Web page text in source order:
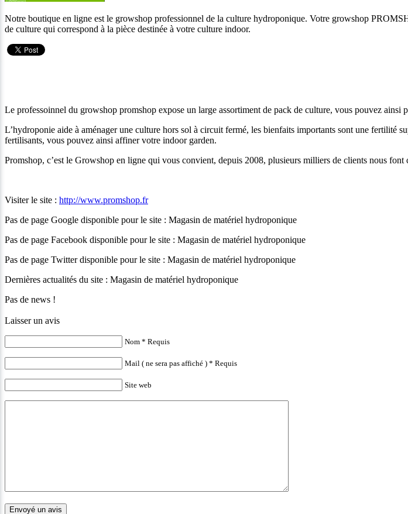
Notre boutique en ligne est le growshop professionnel de la culture hydroponique. Votre growshop
de culture qui correspond à la pièce destinée à votre culture indoor.
Le professoinnel du growshop promshop expose un large assortiment de pack de culture, vous pouvez
L’hydroponie aide à aménager une culture hors sol à circuit fermé, les bienfaits importants sont une fertilité
fertilisants, vous pouvez ainsi affiner votre indoor garden.
Promshop, c’est le Growshop en ligne qui vous convient, depuis 2008, plusieurs milliers de clients nous font
Visiter le site : http://www.promshop.fr
Pas de page Google disponible pour le site : Magasin de matériel hydroponique
Pas de page Facebook disponible pour le site : Magasin de matériel hydroponique
Pas de page Twitter disponible pour le site : Magasin de matériel hydroponique
Dernières actualités du site : Magasin de matériel hydroponique
Pas de news !
Laisser un avis
Nom * Requis
Mail ( ne sera pas affiché ) * Requis
Site web